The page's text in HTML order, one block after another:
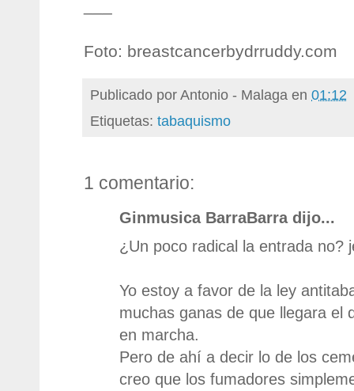
Foto: breastcancerbydrruddy.com
Publicado porAntonio - Malaga en 01:12
Etiquetas: tabaquismo
1 comentario:
Ginmusica BarraBarra dijo...
¿Un poco radical la entrada no?
Yo estoy a favor de la ley
muchas ganas de que llegara el
en marcha.
Pero de ahí a decir lo de los
creo que los fumadores